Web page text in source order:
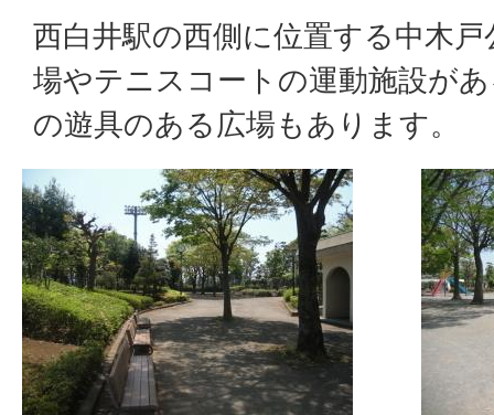
西白井駅の西側に位置する中木
場やテニスコートの運動施設が
の遊具のある広場もあります。